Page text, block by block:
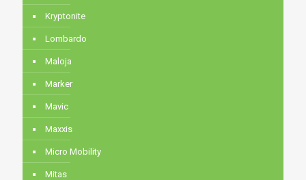
Kryptonite
Lombardo
Maloja
Marker
Mavic
Maxxis
Micro Mobility
Mitas